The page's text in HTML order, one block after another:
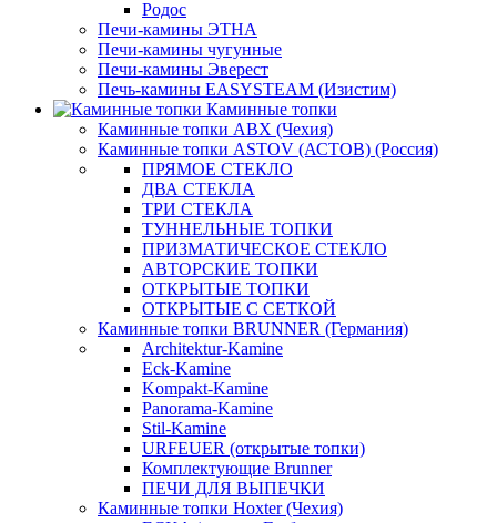
Родос
Печи-камины ЭТНА
Печи-камины чугунные
Печи-камины Эверест
Печь-камины EASYSTEAM (Изистим)
Каминные топки
Каминные топки ABX (Чехия)
Каминные топки ASTOV (АСТОВ) (Россия)
ПРЯМОЕ СТЕКЛО
ДВА СТЕКЛА
ТРИ СТЕКЛА
ТУННЕЛЬНЫЕ ТОПКИ
ПРИЗМАТИЧЕСКОЕ СТЕКЛО
АВТОРСКИЕ ТОПКИ
ОТКРЫТЫЕ ТОПКИ
ОТКРЫТЫЕ С СЕТКОЙ
Каминные топки BRUNNER (Германия)
Architektur-Kamine
Eck-Kamine
Kompakt-Kamine
Panorama-Kamine
Stil-Kamine
URFEUER (открытые топки)
Комплектующие Brunner
ПЕЧИ ДЛЯ ВЫПЕЧКИ
Каминные топки Hoxter (Чехия)